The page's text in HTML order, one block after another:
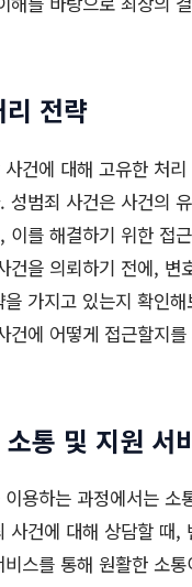
전략
건에 대해 고유한 처
성범죄 사건은 사건의
이를 해결하기 위한 접
건을 의뢰하기 전에, 변
가지고 있는지 확인
건에 어떻게 접근할지
통 및 지원 서
용하는 과정에서는 소
사건에 대해 상담할 때,
스를 통해 원활한 소